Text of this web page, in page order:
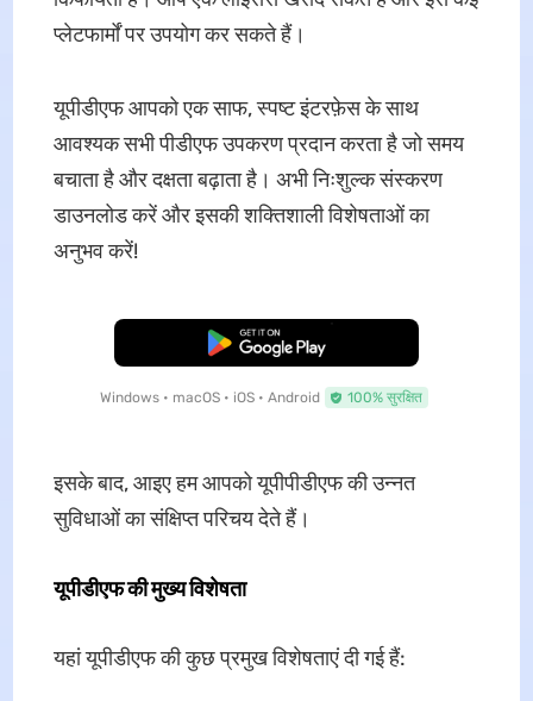
प्लेटफार्मों पर उपयोग कर सकते हैं।
यूपीडीएफ आपको एक साफ, स्पष्ट इंटरफ़ेस के साथ
आवश्यक सभी पीडीएफ उपकरण प्रदान करता है जो समय
बचाता है और दक्षता बढ़ाता है। अभी निःशुल्क संस्करण
डाउनलोड करें और इसकी शक्तिशाली विशेषताओं का
अनुभव करें!
मुफ्त डाउनलोड
Windows • macOS • iOS • Android 100% सुरक्षित
इसके बाद, आइए हम आपको यूपीपीडीएफ की उन्नत
सुविधाओं का संक्षिप्त परिचय देते हैं।
यूपीडीएफ की मुख्य विशेषता
यहां यूपीडीएफ की कुछ प्रमुख विशेषताएं दी गई हैं: